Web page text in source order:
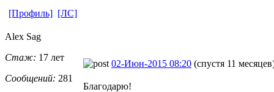
[Профиль] [ЛС]
Alex Sag
Стаж: 17 лет
Сообщений: 281
02-Июн-2015 08:20 (спустя 11
Благодарю!